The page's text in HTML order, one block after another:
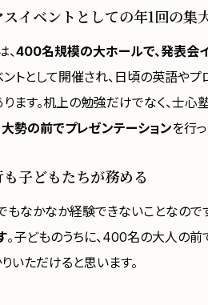
スイベントとしての年1回の集
、400名規模の大ホールで、発表会
ントとして開催され、日頃の英語や
ます。机上の勉強だけでなく、士心
大勢の前でプレゼンテーションを行
子どもたちが務める
もなかなか経験できないことなので
。子どものうちに、400名の大人
いただけると思います。